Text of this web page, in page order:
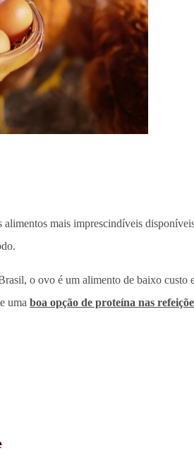
alimentos mais imprescindíveis
o ovo é um alimento de baixo custo
uma boa opção de proteína nas